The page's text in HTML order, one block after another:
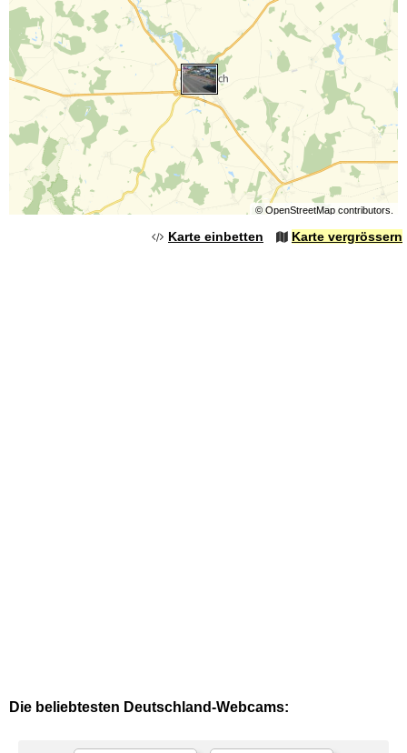
© OpenStreetMapcontributors.
Karte einbetten Karte vergrössern
Die beliebtesten Deutschland-Webcams: